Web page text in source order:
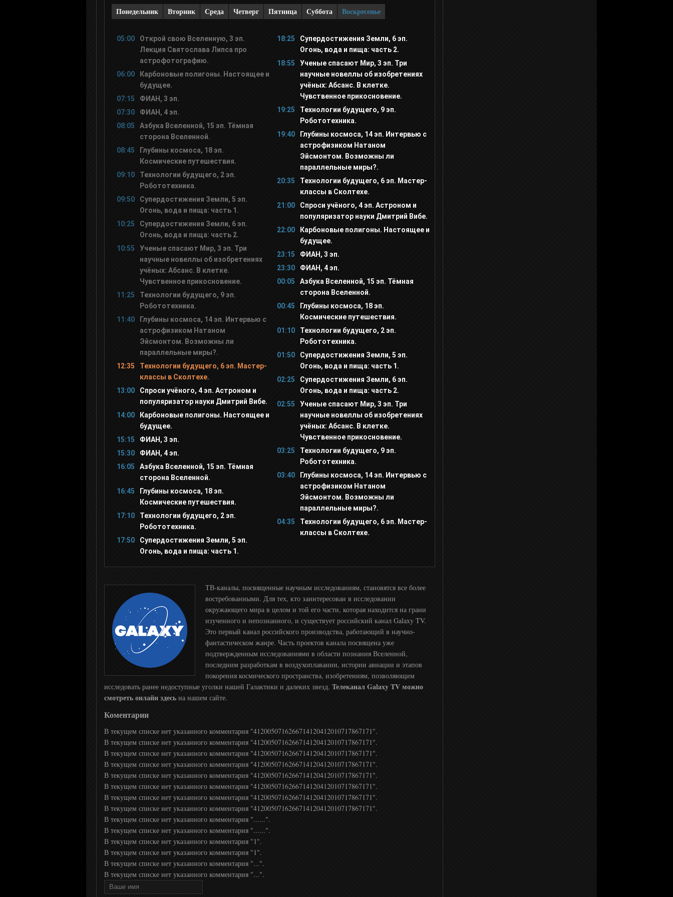
Авто Плюс
Viasat Explorer
Travel Channel
Ностальгия
Еда ТВ
Мульт
Дисней
Карусель
В Гостях у Сказки
Супер
Ani
Мультимузыка
Gulli
Tiji
Дважды два канал (2x2)
Nickelodeon
Nick Jr
Ералаш
СоюзМультфильм
Том и Джерри
М2
РУ ТВ
ТНТ MUSIC
Шансон ТВ
Муз ТВ
Ля минор
Понедельник Вторник Среда Четверг Пятница Суббота Воскресенье
05:00
Открой свою Вселенную, 3 эп.
Лекция Святослава Липса про
астрофотографию.
06:00
Карбоновые полигоны. Настоящее и
будущее.
07:15
ФИАН, 3 эп.
07:30
ФИАН, 4 эп.
08:05
Азбука Вселенной, 15 эп. Тёмная
сторона Вселенной.
08:45
Глубины космоса, 18 эп.
Космические путешествия.
09:10
Технологии будущего, 2 эп.
Робототехника.
09:50
Супердостижения Земли, 5 эп.
Огонь, вода и пища: часть 1.
10:25
Супердостижения Земли, 6 эп.
Огонь, вода и пища: часть 2.
10:55
Ученые спасают Мир, 3 эп. Три
научные новеллы об изобретениях
учёных: Абсанс. В клетке.
Чувственное прикосновение.
11:25
Технологии будущего, 9 эп.
Робототехника.
11:40
Глубины космоса, 14 эп. Интервью с
астрофизиком Натаном
Эйсмонтом. Возможны ли
параллельные миры?.
12:35
Технологии будущего, 6 эп. Мастер-
классы в Сколтехе.
13:00
Спроси учёного, 4 эп. Астроном и
популяризатор науки Дмитрий Вибе.
14:00
Карбоновые полигоны. Настоящее и
будущее.
15:15
ФИАН, 3 эп.
15:30
ФИАН, 4 эп.
16:05
Азбука Вселенной, 15 эп. Тёмная
сторона Вселенной.
16:45
Глубины космоса, 18 эп.
Космические путешествия.
17:10
Технологии будущего, 2 эп.
Робототехника.
17:50
Супердостижения Земли, 5 эп.
Огонь, вода и пища: часть 1.
18:25
Супердостижения Земли, 6 эп.
Огонь, вода и пища: часть 2.
18:55
Ученые спасают Мир, 3 эп. Три
научные новеллы об изобретениях
учёных: Абсанс. В клетке.
Чувственное прикосновение.
19:25
Технологии будущего, 9 эп.
Робототехника.
19:40
Глубины космоса, 14 эп. Интервью с
астрофизиком Натаном
Эйсмонтом. Возможны ли
параллельные миры?.
20:35
Технологии будущего, 6 эп. Мастер-
классы в Сколтехе.
21:00
Спроси учёного, 4 эп. Астроном и
популяризатор науки Дмитрий Вибе.
22:00
Карбоновые полигоны. Настоящее и
будущее.
23:15
ФИАН, 3 эп.
23:30
ФИАН, 4 эп.
00:05
Азбука Вселенной, 15 эп. Тёмная
сторона Вселенной.
00:45
Глубины космоса, 18 эп.
Космические путешествия.
01:10
Технологии будущего, 2 эп.
Робототехника.
01:50
Супердостижения Земли, 5 эп.
Огонь, вода и пища: часть 1.
02:25
Супердостижения Земли, 6 эп.
Огонь, вода и пища: часть 2.
02:55
Ученые спасают Мир, 3 эп. Три
научные новеллы об изобретениях
учёных: Абсанс. В клетке.
Чувственное прикосновение.
03:25
Технологии будущего, 9 эп.
Робототехника.
03:40
Глубины космоса, 14 эп. Интервью с
астрофизиком Натаном
Эйсмонтом. Возможны ли
параллельные миры?.
04:35
Технологии будущего, 6 эп. Мастер-
классы в Сколтехе.
ТВ-каналы, посвященные научным исследованиям, становятся все более
востребованными. Для тех, кто заинтересован в исследовании
окружающего мира в целом и той его части, которая находится на грани
изученного и непознанного, и существует российский канал Galaxy TV.
Это первый канал российского производства, работающий в научно-
фантастическом жанре. Часть проектов канала посвящена уже
подтвержденным исследованиями в области познания Вселенной,
последним разработкам в воздухоплавании, истории авиации и этапов
покорения космического пространства, изобретениям, позволяющим
исследовать ранее недоступные уголки нашей Галактики и далеких звезд. Телеканал Galaxy TV можно
смотреть онлайн здесь на нашем сайте.
Коментарии
В текущем списке нет указанного комментария "4120050716266714120412010717867171".
В текущем списке нет указанного комментария "4120050716266714120412010717867171".
В текущем списке нет указанного комментария "4120050716266714120412010717867171".
В текущем списке нет указанного комментария "4120050716266714120412010717867171".
В текущем списке нет указанного комментария "4120050716266714120412010717867171".
В текущем списке нет указанного комментария "4120050716266714120412010717867171".
В текущем списке нет указанного комментария "4120050716266714120412010717867171".
В текущем списке нет указанного комментария "4120050716266714120412010717867171".
В текущем списке нет указанного комментария "......".
В текущем списке нет указанного комментария "......".
В текущем списке нет указанного комментария "1".
В текущем списке нет указанного комментария "1".
В текущем списке нет указанного комментария "...".
В текущем списке нет указанного комментария "...".